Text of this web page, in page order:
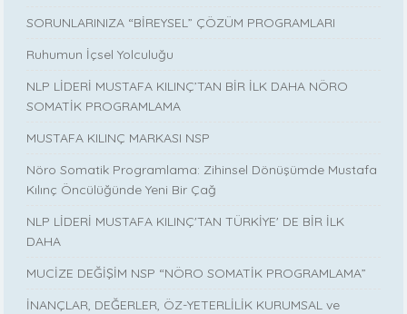
SORUNLARINIZA “BİREYSEL” ÇÖZÜM PROGRAMLARI
Ruhumun İçsel Yolculuğu
NLP LİDERİ MUSTAFA KILINÇ’TAN BİR İLK DAHA NÖRO
SOMATİK PROGRAMLAMA
MUSTAFA KILINÇ MARKASI NSP
Nöro Somatik Programlama: Zihinsel Dönüşümde Mustafa
Kılınç Öncülüğünde Yeni Bir Çağ
NLP LİDERİ MUSTAFA KILINÇ'TAN TÜRKİYE' DE BİR İLK
DAHA
MUCİZE DEĞİŞİM NSP “NÖRO SOMATİK PROGRAMLAMA”
İNANÇLAR, DEĞERLER, ÖZ-YETERLİLİK KURUMSAL ve